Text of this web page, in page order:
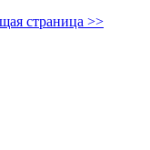
страница >>